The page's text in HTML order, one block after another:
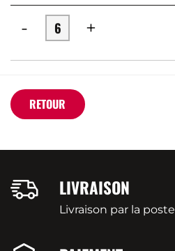
- +
RETOUR
LIVRAISON
Livraison par la poste